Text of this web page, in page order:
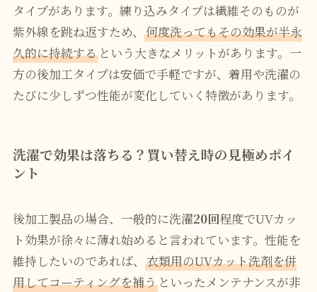
タイプがあります。練り込みタイプは繊維そのものが
紫外線を跳ね返すため、 何度洗ってもその効果が半永
久的に持続するという大きなメリットがあります。一
方の後加工タイプは安価で手軽ですが、着用や洗濯の
たびに少しずつ性能が変化していく特徴があります。
洗濯で効果は落ちる？買い替え時の見極めポイ
ント
後加工製品の場合、一般的に洗濯20回程度でUVカッ
ト効果が徐々に薄れ始めると言われています。性能を
維持したいのであれば、 衣類用のUVカット洗剤を併
用してコーティングを補うといったメンテナンスが非